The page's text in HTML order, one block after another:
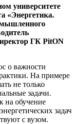
университете
«Энергетика.
ГК PitON
о важности
На примере
не только
задачи.
на обучение
задач
с вузом.